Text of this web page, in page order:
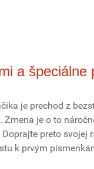
a špeciálne
je prechod z
Zmena je o to
preto svojej
k prvým